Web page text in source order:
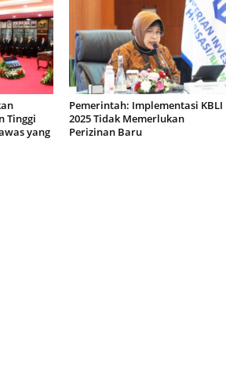
Tinggi
yang
Pemerintah: Implementasi KBLI
2025 Tidak Memerlukan
Perizinan Baru